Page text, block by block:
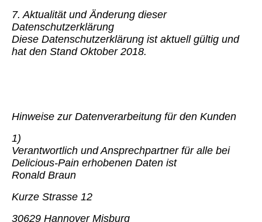
7. Aktualität und Änderung dieser
Datenschutzerklärung
Diese Datenschutzerklärung ist aktuell gültig und
hat den Stand Oktober 2018.
Hinweise zur Datenverarbeitung für den Kunden
1)
Verantwortlich und Ansprechpartner für alle bei
Delicious-Pain erhobenen Daten ist
Ronald Braun
Kurze Strasse 12
30629 Hannover Misburg